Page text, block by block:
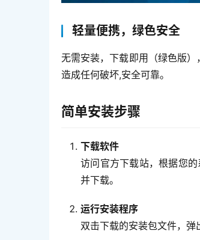
轻量便携，绿色安全
无需安装，下载即用（绿色版
造成任何破坏,安全可靠。
简单安装步骤
下载软件
访问官方下载站，根据您
并下载。
运行安装程序
双击下载的安装包文件，弹